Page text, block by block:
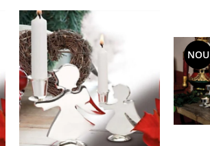
NOU